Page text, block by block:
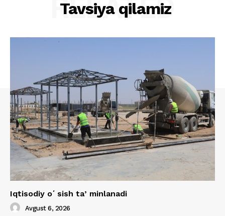
Tavsiya qilamiz
RELATED
Iqtisodiy oʻsish taʼminlanadi
Avgust 6, 2026